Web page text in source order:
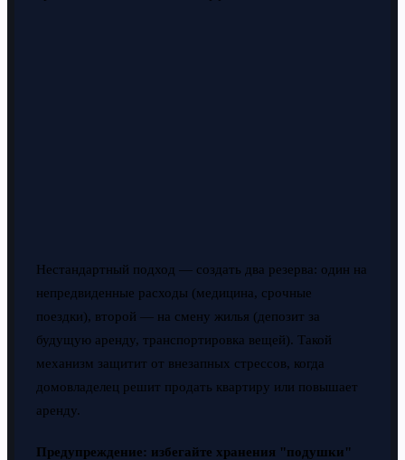
Нестандартный подход — создать два резерва: один на
непредвиденные расходы (медицина, срочные
поездки), второй — на смену жилья (депозит за
будущую аренду, транспортировка вещей). Такой
механизм защитит от внезапных стрессов, когда
домовладелец решит продать квартиру или повышает
аренду.
Предупреждение: избегайте хранения "подушки"